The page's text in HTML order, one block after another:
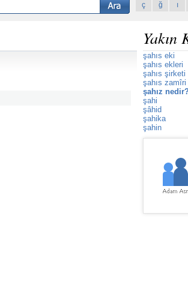
ç
ğ ı
Yakın
şahıs eki
şahıs ekleri
şahıs şirketi
şahıs zamîri
şahız
şahi
şâhid
şahika
şahin